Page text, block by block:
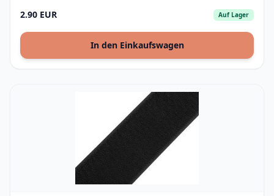
2.90 EUR Auf Lager
In den Einkaufswagen